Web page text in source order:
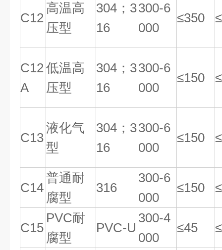
C12
高温高
压型
304；3
16
300-6
000
≤350
C12
A
低温高
压型
304；3
16
300-6
000
≤150
C13
液化气
型
304；3
16
300-6
000
≤150
C14
普通耐
腐型
316
300-6
000
≤150
C15
PVC耐
腐型
PVC-U
300-4
000
≤45